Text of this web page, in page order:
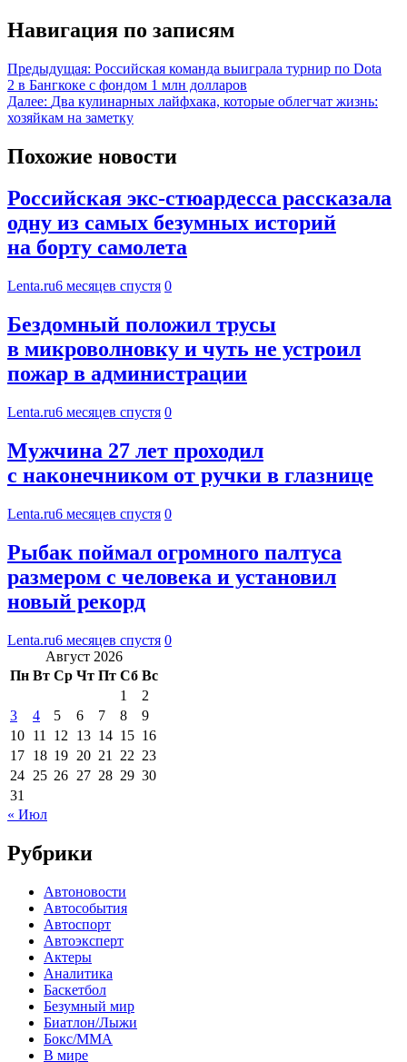
Навигация по записям
Предыдущая: Российская команда выиграла турнир по Dota
2 в Бангкоке с фондом 1 млн долларов
Далее: Два кулинарных лайфхака, которые облегчат жизнь:
хозяйкам на заметку
Похожие новости
Российская экс-стюардесса рассказала
одну из самых безумных историй
на борту самолета
Lenta.ru6 месяцев спустя 0
Бездомный положил трусы
в микроволновку и чуть не устроил
пожар в администрации
Lenta.ru6 месяцев спустя 0
Мужчина 27 лет проходил
с наконечником от ручки в глазнице
Lenta.ru6 месяцев спустя 0
Рыбак поймал огромного палтуса
размером с человека и установил
новый рекорд
Lenta.ru6 месяцев спустя 0
Август 2026
Пн Вт Ср Чт Пт Сб Вс
1
2
3
4 5 6 7 8
9
10 11 12 13 14 15 16
17 18 19 20 21 22 23
24 25 26 27 28 29 30
31
« Июл
Рубрики
Автоновости
Автособытия
Автоспорт
Автоэксперт
Актеры
Аналитика
Баскетбол
Безумный мир
Биатлон/Лыжи
Бокс/MMA
В мире